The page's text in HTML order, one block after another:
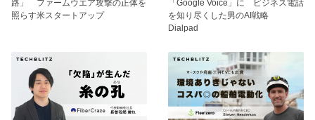
路」 ファームウエア攻撃の正体を
照らす米スタートアップ
「Google Voice」に ビジネス電話
を知り尽くした男のAI戦略
Dialpad